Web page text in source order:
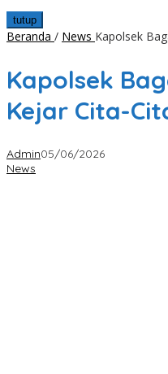
tutup
Beranda / News Kapolsek
Kapolsek
Kejar Cita-
Admin05/06/2026
News